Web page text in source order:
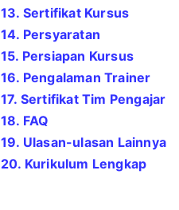
13. Sertifikat Kursus
14. Persyaratan
15. Persiapan Kursus
16. Pengalaman Trainer
17. Sertifikat Tim Pengajar
18. FAQ
19. Ulasan-ulasan Lainnya
20. Kurikulum Lengkap